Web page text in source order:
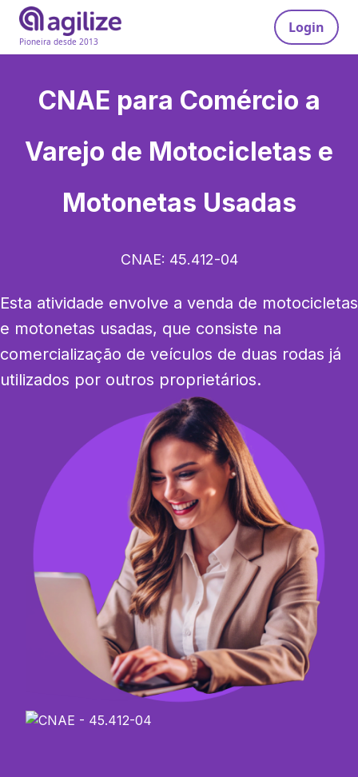
Pioneira desde 2013
Login
CNAE para Comércio a
Varejo de Motocicletas e
Motonetas Usadas
CNAE: 45.412-04
Esta atividade envolve a venda de motocicletas
e motonetas usadas, que consiste na
comercialização de veículos de duas rodas já
utilizados por outros proprietários.